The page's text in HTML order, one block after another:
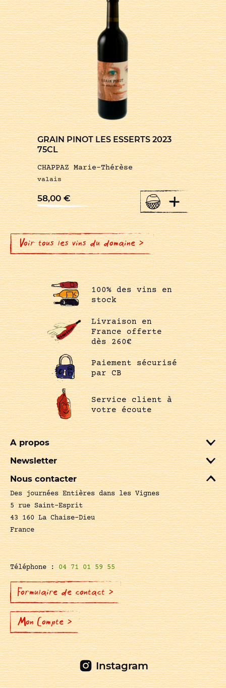
GRAIN PINOT LES ESSERTS 2023
75CL
CHAPPAZ Marie-Thérèse
valais
58,00€ +
Voir tous les vins du domaine >
100% des vins en
stock
Livraison en
France offerte
dès 260€
Paiement sécurisé
par CB
Service client à
votre écoute
A propos
Newsletter
Nous contacter
Des journées Entières dans les Vignes
5 rue Saint-Esprit
43 160 La Chaise-Dieu
France
Téléphone :04 71 01 59 55
Formulaire de contact >
Mon Compte >
Instagram